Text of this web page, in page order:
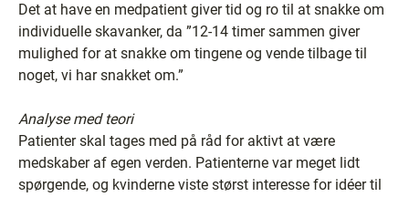
Det at have en medpatient giver tid og ro til at snakke om
individuelle skavanker, da ”12-14 timer sammen giver
mulighed for at snakke om tingene og vende tilbage til
noget, vi har snakket om.”
Analyse med teori
Patienter skal tages med på råd for aktivt at være
medskaber af egen verden. Patienterne var meget lidt
spørgende, og kvinderne viste størst interesse for idéer til